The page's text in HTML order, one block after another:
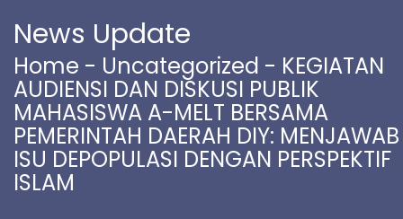
News Update
Home - Uncategorized - KEGIATAN
AUDIENSI DAN DISKUSI PUBLIK
MAHASISWA A-MELT BERSAMA
PEMERINTAH DAERAH DIY: MENJAWAB
ISU DEPOPULASI DENGAN PERSPEKTIF
ISLAM